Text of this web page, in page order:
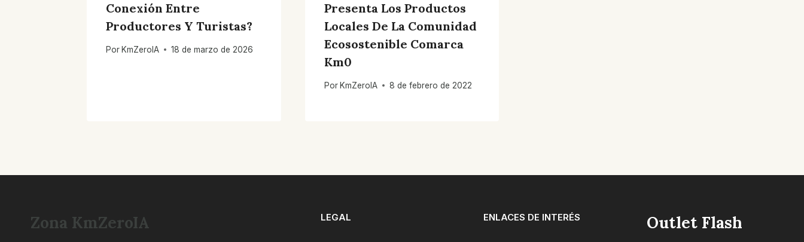
Conexión Entre
Productores Y Turistas?
Por KmZeroIA 18 de marzo de 2026
Presenta Los Productos
Locales De La Comunidad
Ecosostenible Comarca
Km0
Por KmZeroIA 8 de febrero de 2022
Zona KmZeroIA LEGAL ENLACES DE INTERÉS Outlet Flash